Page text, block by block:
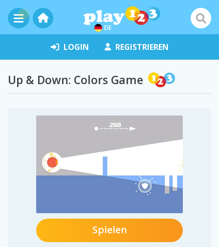
DE
LOGIN REGISTRIEREN
Up & Down: Colors Game
Spielen